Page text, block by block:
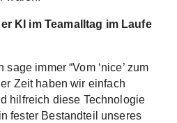
KI im Teamalltag im Laufe
sage immer “Vom ‘nice’ zum
Zeit haben wir einfach
hilfreich diese Technologie
fester Bestandteil unseres